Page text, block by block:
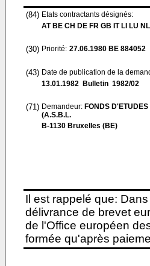
(84) Etats contractants désignés:
AT BE CH DE FR GB IT LI LU
(30) Priorité: 27.06.1980 BE 884052
(43) Date de publication de la
13.01.1982 Bulletin 1982/02
(71) Demandeur: FONDS
(A.S.B.L.
B-1130 Bruxelles (BE)
Il est rappelé que:
délivrance de brevet
de l'Office européen
formée qu'après